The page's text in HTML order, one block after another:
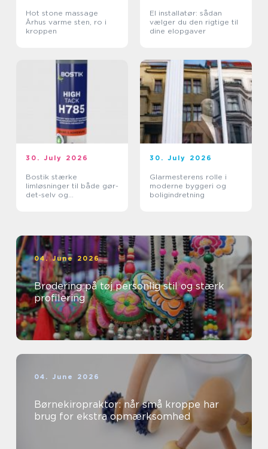
Hot stone massage
Århus varme sten, ro i
kroppen
El installatør: sådan
vælger du den rigtige til
dine elopgaver
30. July 2026
Bostik stærke
limløsninger til både gør-
det-selv og
30. July 2026
Glarmesterens rolle i
moderne byggeri og
boligindretning
04. June 2026
Brodering på tøj personlig stil og stærk
profilering
04. June 2026
Børnekiropraktor: når små kroppe har
brug for ekstra opmærksomhed